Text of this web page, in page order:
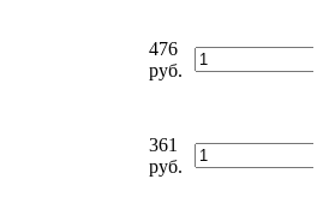
476
руб.
361
руб.